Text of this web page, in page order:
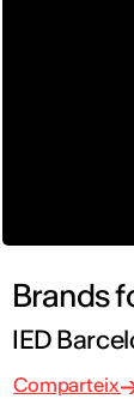
Brands
IED
Comparteix